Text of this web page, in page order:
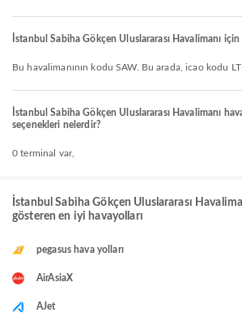
İstanbul Sabiha Gökçen Uluslararası Havalimanı
Bu havalimanının kodu SAW. Bu arada, icao kodu
İstanbul Sabiha Gökçen Uluslararası Havalimanı
seçenekleri nelerdir?
0 terminal var,
İstanbul Sabiha Gökçen Uluslararası
gösteren en iyi havayolları
pegasus hava yolları
AirAsiaX
AJet